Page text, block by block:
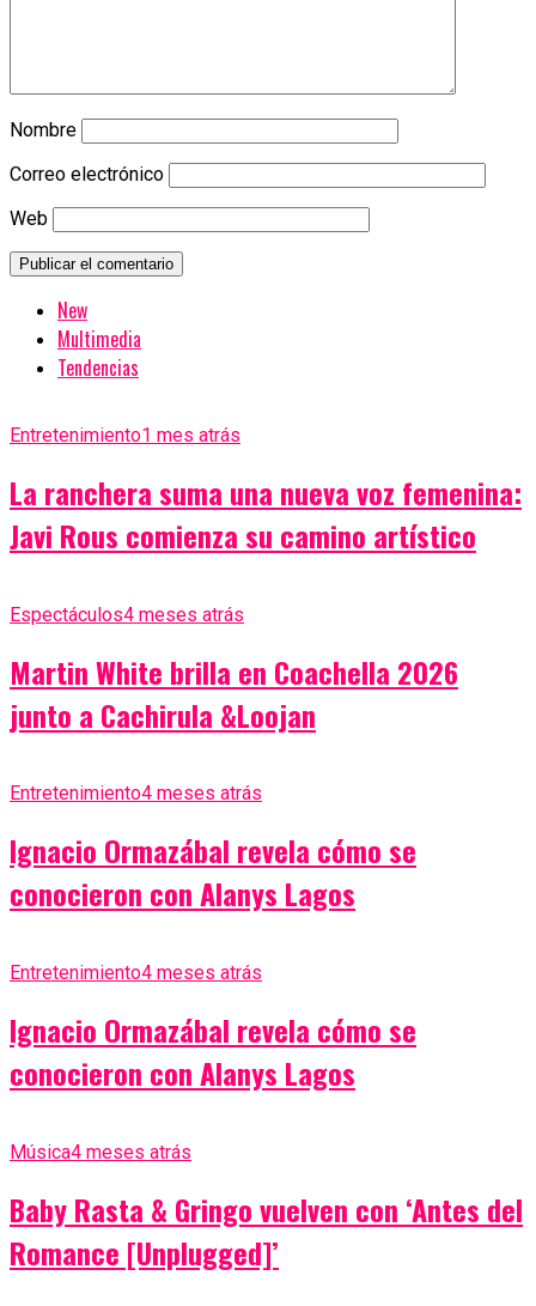
Nombre
Correo electrónico
Web
New
Multimedia
Tendencias
Entretenimiento1 mes atrás
La ranchera suma una nueva voz femenina:
Javi Rous comienza su camino artístico
Espectáculos4 meses atrás
Martin White brilla en Coachella 2026
junto a Cachirula &Loojan
Entretenimiento4 meses atrás
Ignacio Ormazábal revela cómo se
conocieron con Alanys Lagos
Entretenimiento4 meses atrás
Ignacio Ormazábal revela cómo se
conocieron con Alanys Lagos
Música4 meses atrás
Baby Rasta & Gringo vuelven con ‘Antes del
Romance [Unplugged]’